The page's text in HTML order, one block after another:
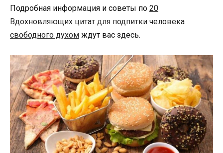
Подробная информация и советы по 20
Вдохновляющих цитат для подпитки человека
свободного духом ждут вас здесь.